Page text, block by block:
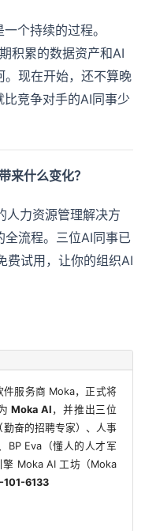
个持续的过程。
积累的数据资产和AI
。现在开始，还不算晚
竞争对手的AI同事少
来什么变化？
人力资源管理解决方
流程。三位AI同事已
试用，让你的组织AI
件服务商 Moka，正式将
Moka AI ，并推出三位
奋的招聘专家）、人事
BP Eva（懂人的人才军
擎 Moka AI 工坊（Moka
101-6133